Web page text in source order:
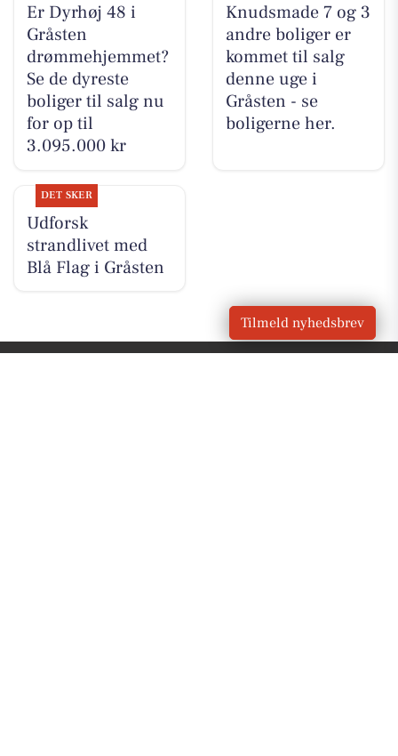
Er Dyrhøj 48 i
Gråsten
drømmehjemmet?
Se de dyreste
boliger til salg nu
for op til
3.095.000 kr
Knudsmade 7 og 3
andre boliger er
kommet til salg
denne uge i
Gråsten - se
boligerne her.
DET SKER
Udforsk
strandlivet med
Blå Flag i Gråsten
Tilmeld nyhedsbrev